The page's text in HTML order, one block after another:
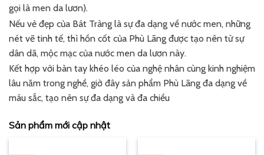
gọi là men da lươn).
Nếu vẻ đẹp của Bát Tràng là sự đa dạng về nước men, những
nét vẽ tinh tế, thì hồn cốt của Phù Lãng được tạo nên từ sự
dân dã, mộc mạc của nước men da lươn này.
Kết hợp với bàn tay khéo léo của nghệ nhân cùng kinh nghiệm
lâu năm trong nghề, giờ đây sản phẩm Phù Lãng đa dạng về
máu sắc, tạo nên sự đa dạng và đa chiều
Sản phẩm mới cập nhật